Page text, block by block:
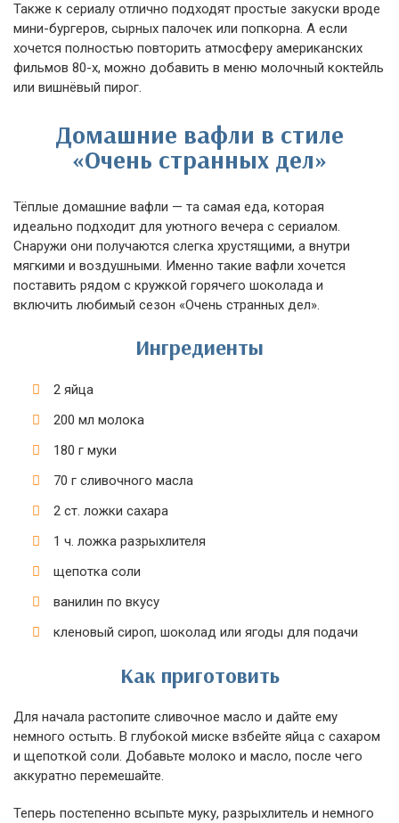
Также к сериалу отлично подходят простые закуски вроде
мини-бургеров, сырных палочек или попкорна. А если
хочется полностью повторить атмосферу американских
фильмов 80-х, можно добавить в меню молочный коктейль
или вишнёвый пирог.
Домашние вафли в стиле
«Очень странных дел»
Тёплые домашние вафли — та самая еда, которая
идеально подходит для уютного вечера с сериалом.
Снаружи они получаются слегка хрустящими, а внутри
мягкими и воздушными. Именно такие вафли хочется
поставить рядом с кружкой горячего шоколада и
включить любимый сезон «Очень странных дел».
Ингредиенты
2 яйца
200 мл молока
180 г муки
70 г сливочного масла
2 ст. ложки сахара
1 ч. ложка разрыхлителя
щепотка соли
ванилин по вкусу
кленовый сироп, шоколад или ягоды для подачи
Как приготовить
Для начала растопите сливочное масло и дайте ему
немного остыть. В глубокой миске взбейте яйца с сахаром
и щепоткой соли. Добавьте молоко и масло, после чего
аккуратно перемешайте.
Теперь постепенно всыпьте муку, разрыхлитель и немного